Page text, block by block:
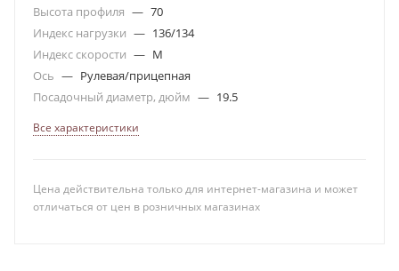
Высота профиля — 70
Индекс нагрузки — 136/134
Индекс скорости — M
Ось — Рулевая/прицепная
Посадочный диаметр, дюйм — 19.5
Все характеристики
Цена действительна только для интернет-магазина и может
отличаться от цен в розничных магазинах